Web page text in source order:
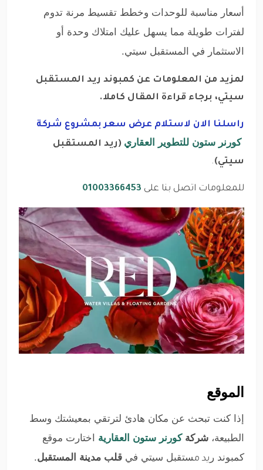
أسعار مناسبة للوحدات وخطط تقسيط مرنة تدوم
لفترات طويلة مما يسهل عليك امتلاك وحدة أو
الاستثمار في المستقبل سيتي.
لمزيد من المعلومات عن كمبوند ريد المستقبل
سيتي، برجاء قراءة المقال كاملا.
راسلنا الان لاستلام عرض سعر بمشروع شركة
كورنر ستون للتطوير العقاري (ريد المستقبل
سيتي).
للمعلومات اتصل بنا على 01003366453
الموقع
إذا كنت تبحث عن مكان هادئ لترتقي بمعيشتك وسط
الطبيعة، شركةكورنر ستون العقارية اختارت موقع
كمبوند ر يد مستقبل سيتي في قلب مدينة المستقبل.